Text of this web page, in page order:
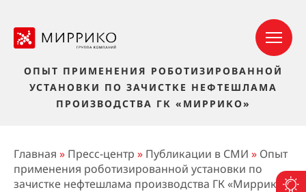
ОПЫТ ПРИМЕНЕНИЯ РОБОТИЗИРОВАННОЙ
УСТАНОВКИ ПО ЗАЧИСТКЕ НЕФТЕШЛАМА
ПРОИЗВОДСТВА ГК «МИРРИКО»
Главная » Пресс-центр » Публикации в СМИ » Опыт
применения роботизированной установки по
зачистке нефтешлама производства ГК «Миррико»